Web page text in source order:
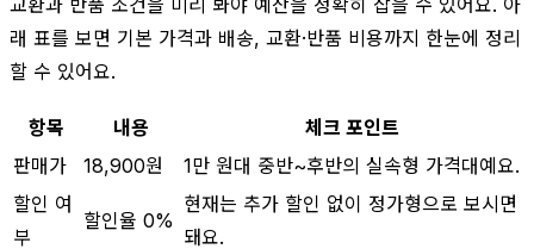
래 표를 보면 기본 가격과 배송, 교환·반품 비용까지 한눈에 정리
할 수 있어요.
항목 내용
체크 포인트
판매가
18,900원
1만 원대 중반~후반의 실속형 가격대예요.
할인 여
부
할인율 0%
현재는 추가 할인 없이 정가형으로 보시면
돼요.